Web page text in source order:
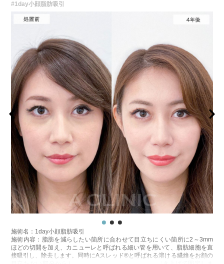
#1day小顔脂肪吸引
施術名：1day小顔脂肪吸引
施術内容：脂肪を減らしたい箇所に合わせて目立ちにくい箇所に2～3mm
ほどの切開を加え、カニューレと呼ばれる細い管を用いて、脂肪細胞を直
接吸引し、除去します。同時にAスレッド®と呼ばれる溶ける繊維をお顔の